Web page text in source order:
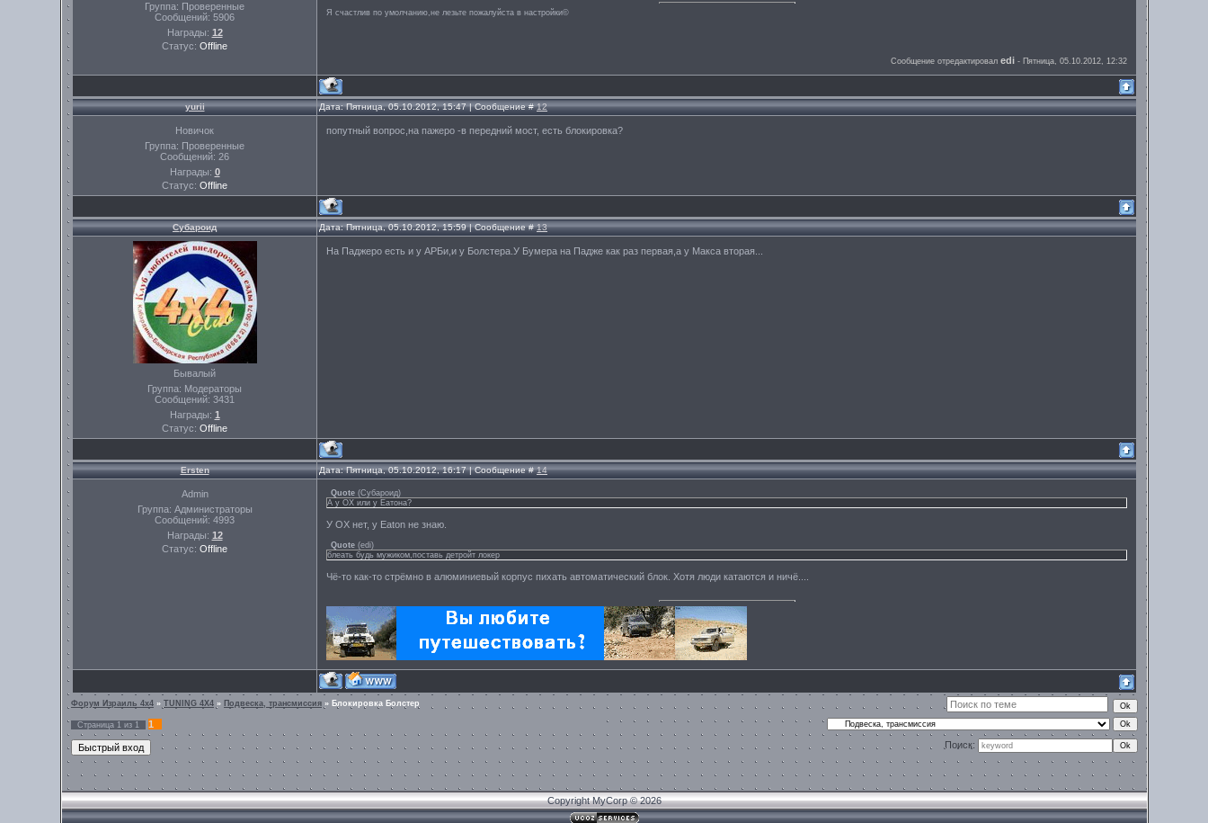
Группа: Проверенные
Сообщений: 5906
Награды: 12
Статус: Offline
Я счастлив по умолчанию,не лезьте пожалуйста в настройки©
Сообщение отредактировал edi - Пятница, 05.10.2012, 12:32
yurii Дата: Пятница, 05.10.2012, 15:47 | Сообщение #12
Новичок
Группа: Проверенные
Сообщений: 26
Награды: 0
Статус: Offline
попутный вопрос,на пажеро -в передний мост, есть блокировка?
Субароид Дата: Пятница, 05.10.2012, 15:59 | Сообщение #13
Бывалый
Группа: Модераторы
Сообщений: 3431
Награды: 1
Статус: Offline
На Паджеро есть и у АРБи,и у Болстера.У Бумера на Падже как раз первая,а у Макса вторая...
Ersten Дата: Пятница, 05.10.2012, 16:17 | Сообщение #14
Admin
Группа: Администраторы
Сообщений: 4993
Награды: 12
Статус: Offline
Quote (Субароид)
А у ОХ или у Еатона?
У OX нет, у Eaton не знаю.
Quote (edi)
блеать будь мужиком,поставь детройт локер
Чё-то как-то стрёмно в алюминиевый корпус пихать автоматический блок. Хотя люди катаются и ничё....
Форум Израиль 4х4 » TUNING 4X4 » Подвеска, трансмиссия » Блокировка Болстер
Страница 1 из 1
1
Поиск:
Copyright MyCorp © 2026